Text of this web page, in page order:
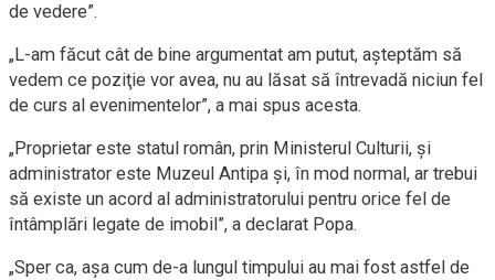
de vedere”.
„L-am făcut cât de bine argumentat am putut, aşteptăm să
vedem ce poziţie vor avea, nu au lăsat să întrevadă niciun fel
de curs al evenimentelor”, a mai spus acesta.
„Proprietar este statul român, prin Ministerul Culturii, şi
administrator este Muzeul Antipa şi, în mod normal, ar trebui
să existe un acord al administratorului pentru orice fel de
întâmplări legate de imobil”, a declarat Popa.
„Sper ca, aşa cum de-a lungul timpului au mai fost astfel de